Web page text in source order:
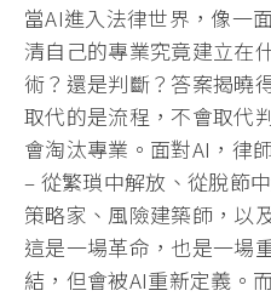
當AI進入法律世界，像一
清自己的專業究竟建立在
術？還是判斷？答案揭曉
取代的是流程，不會取代
會淘汰專業。面對AI，律
– 從繁瑣中解放、從脫節
策略家、 風險建築師，以
這是一場革命， 也是一場
結，但會被AI重新定義。